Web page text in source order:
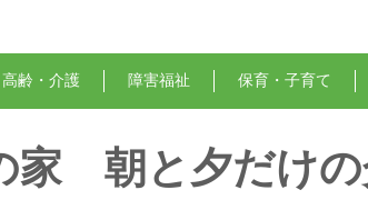
高齢・介護 障害福祉 保育・子育て
家 朝と夕だけの